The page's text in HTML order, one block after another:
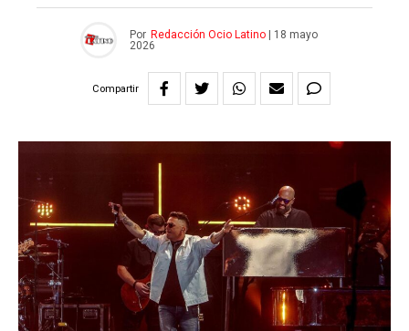
Por Redacción Ocio Latino|
18 mayo
2026
Compartir